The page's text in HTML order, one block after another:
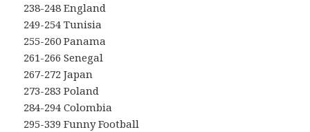
238-248 England
249-254 Tunisia
255-260 Panama
261-266 Senegal
267-272 Japan
273-283 Poland
284-294 Colombia
295-339 Funny Football